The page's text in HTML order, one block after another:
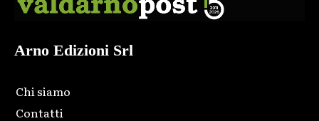
Arno Edizioni Srl
Chi siamo
Contatti